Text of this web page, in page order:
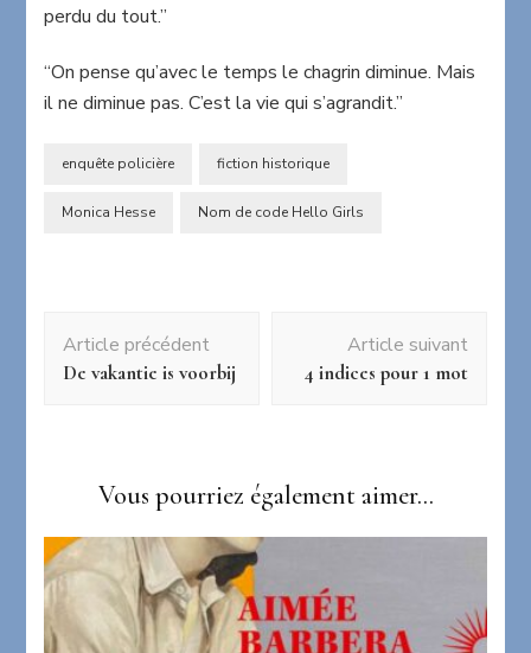
perdu du tout.”
“On pense qu’avec le temps le chagrin diminue. Mais
il ne diminue pas. C’est la vie qui s’agrandit.”
enquête policière fiction historique
Monica Hesse Nom de code Hello Girls
d'article
Article précédent
De vakantie is voorbij
Article suivant
4 indices pour 1 mot
Vous pourriez également aimer...